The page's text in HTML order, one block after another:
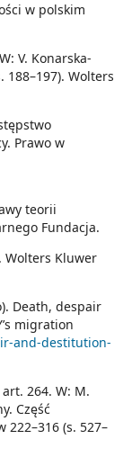
w polskim
V. Konarska-
188–197). Wolters
Prawo w
teorii
Fundacja.
Wolters Kluwer
Death, despair
migration
and-destitution-
264. W: M.
Część
222–316 (s. 527–